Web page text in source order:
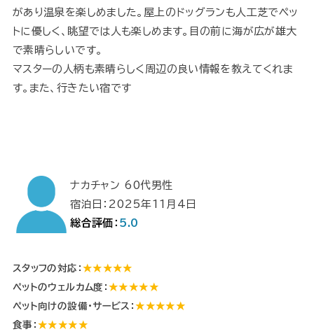
があり温泉を楽しめました。屋上のドッグランも人工芝でペッ
トに優しく、眺望では人も楽しめます。目の前に海が広が雄大
で素晴らしいです。
マスターの人柄も素晴らしく周辺の良い情報を教えてくれま
す。また、行きたい宿です
ナカチャン 60代男性
宿泊日：2025年11月4日
総合評価： 5.0
スタッフの対応： ★★★★★
ペットのウェルカム度：★★★★★
ペット向けの設備・サービス：★★★★★
食事：★★★★★